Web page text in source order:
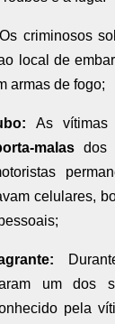
Os criminosos
local de
armas de fogo;
As vítimas
malasdos
celulares,
um dos
pela